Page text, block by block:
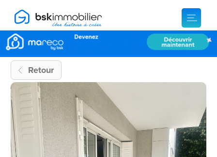
Retour